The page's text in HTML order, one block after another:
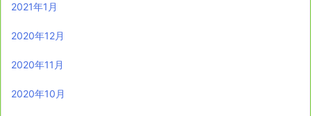
2021年1月
2020年12月
2020年11月
2020年10月